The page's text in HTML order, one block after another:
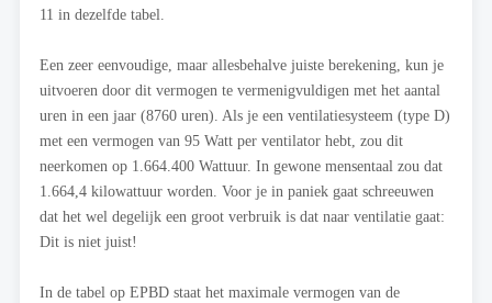
11 in dezelfde tabel.
Een zeer eenvoudige, maar allesbehalve juiste berekening, kun je
uitvoeren door dit vermogen te vermenigvuldigen met het aantal
uren in een jaar (8760 uren). Als je een ventilatiesysteem (type D)
met een vermogen van 95 Watt per ventilator hebt, zou dit
neerkomen op 1.664.400 Wattuur. In gewone mensentaal zou dat
1.664,4 kilowattuur worden. Voor je in paniek gaat schreeuwen
dat het wel degelijk een groot verbruik is dat naar ventilatie gaat:
Dit is niet juist!
In de tabel op EPBD staat het maximale vermogen van de